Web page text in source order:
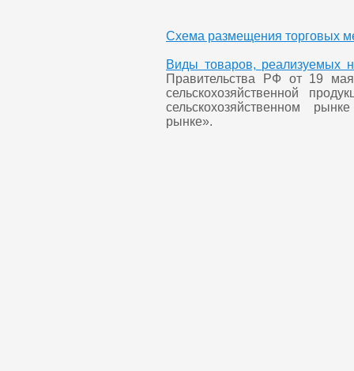
Схема размещения торговых
Виды товаров, реализуемых
Правительства РФ от 19
сельскохозяйственной
сельскохозяйственном
рынке».